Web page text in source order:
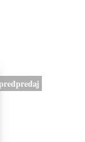
predpredaj